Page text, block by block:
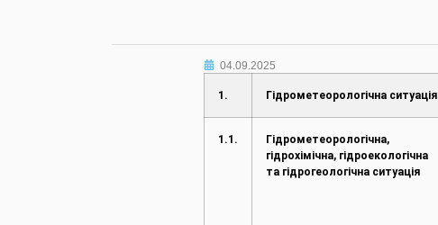
04.09.2025
1. Гідрометеорологічна ситуація
1.1.
Гідрометеорологічна,
гідрохімічна, гідроекологічна
та гідрогеологічна ситуація